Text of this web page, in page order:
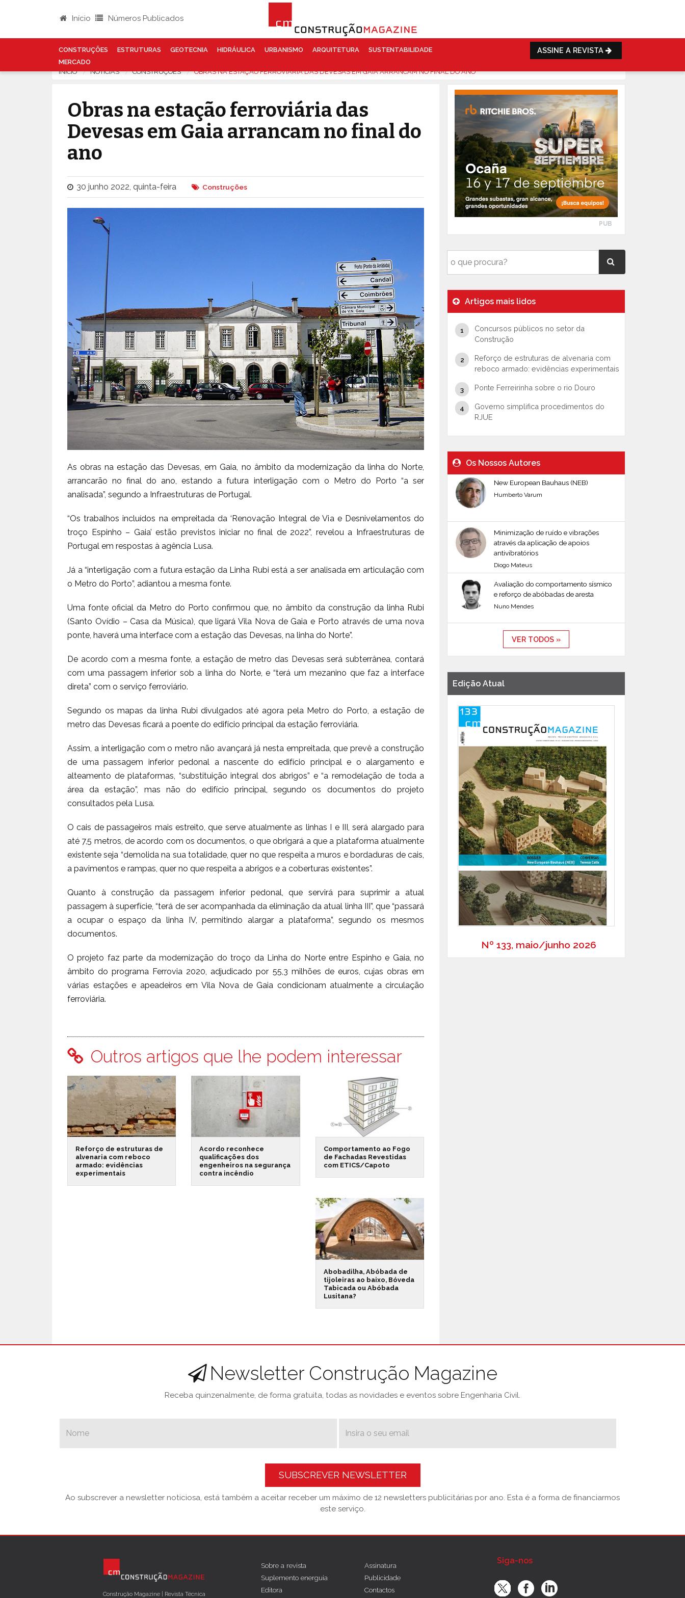
Início Números Publicados
CONSTRUÇÕES ESTRUTURAS GEOTECNIA HIDRÁULICA URBANISMO ARQUITETURA
SUSTENTABILIDADE
MERCADO
ASSINE A REVISTA
INÍCIO NOTÍCIAS CONSTRUÇÕES OBRAS NA ESTAÇÃO FERROVIÁRIA DAS DEVESAS EM GAIA ARRANCAM NO FINAL DO ANO
Obras na estação ferroviária das
Devesas em Gaia arrancam no final do
ano
30 junho 2022, quinta-feira Construções
As obras na estação das Devesas, em Gaia, no âmbito da modernização da linha do Norte,
arrancarão no final do ano, estando a futura interligação com o Metro do Porto “a ser
analisada”, segundo a Infraestruturas de Portugal.
“Os trabalhos incluídos na empreitada da ‘Renovação Integral de Via e Desnivelamentos do
troço Espinho – Gaia’ estão previstos iniciar no final de 2022”, revelou a Infraestruturas de
Portugal em respostas à agência Lusa.
Já a “interligação com a futura estação da Linha Rubi está a ser analisada em articulação com
o Metro do Porto”, adiantou a mesma fonte.
Uma fonte oficial da Metro do Porto confirmou que, no âmbito da construção da linha Rubi
(Santo Ovídio – Casa da Música), que ligará Vila Nova de Gaia e Porto através de uma nova
ponte, haverá uma interface com a estação das Devesas, na linha do Norte”.
De acordo com a mesma fonte, a estação de metro das Devesas será subterrânea, contará
com uma passagem inferior sob a linha do Norte, e “terá um mezanino que faz a interface
direta” com o serviço ferroviário.
Segundo os mapas da linha Rubi divulgados até agora pela Metro do Porto, a estação de
metro das Devesas ficará a poente do edifício principal da estação ferroviária.
Assim, a interligação com o metro não avançará já nesta empreitada, que prevê a construção
de uma passagem inferior pedonal a nascente do edifício principal e o alargamento e
alteamento de plataformas, “substituição integral dos abrigos” e “a remodelação de toda a
área da estação”, mas não do edifício principal, segundo os documentos do projeto
consultados pela Lusa.
O cais de passageiros mais estreito, que serve atualmente as linhas I e III, será alargado para
até 7,5 metros, de acordo com os documentos, o que obrigará a que a plataforma atualmente
existente seja “demolida na sua totalidade, quer no que respeita a muros e bordaduras de cais,
a pavimentos e rampas, quer no que respeita a abrigos e a coberturas existentes”.
Quanto à construção da passagem inferior pedonal, que servirá para suprimir a atual
passagem à superfície, “terá de ser acompanhada da eliminação da atual linha III”, que “passará
a ocupar o espaço da linha IV, permitindo alargar a plataforma”, segundo os mesmos
documentos.
O projeto faz parte da modernização do troço da Linha do Norte entre Espinho e Gaia, no
âmbito do programa Ferrovia 2020, adjudicado por 55,3 milhões de euros, cujas obras em
várias estações e apeadeiros em Vila Nova de Gaia condicionam atualmente a circulação
ferroviária.
Outros artigos que lhe podem interessar
Reforço de estruturas de
alvenaria com reboco
armado: evidências
experimentais
Acordo reconhece
qualificações dos
engenheiros na segurança
contra incêndio
Comportamento ao Fogo
de Fachadas Revestidas
com ETICS/Capoto
Abobadilha, Abóbada de
tijoleiras ao baixo, Bóveda
Tabicada ou Abóbada
Lusitana?
PUB
Artigos mais lidos
Concursos públicos no setor da
Construção
Reforço de estruturas de alvenaria com
reboco armado: evidências experimentais
Ponte Ferreirinha sobre o rio Douro
Governo simplifica procedimentos do
RJUE
Os Nossos Autores
New European Bauhaus (NEB)
Humberto Varum
Minimização de ruído e vibrações
através da aplicação de apoios
antivibratórios
Diogo Mateus
Avaliação do comportamento sísmico
e reforço de abóbadas de aresta
Nuno Mendes
VER TODOS »
Edição Atual
Nº 133, maio/junho 2026
Newsletter Construção Magazine
Receba quinzenalmente, de forma gratuita, todas as novidades e eventos sobre Engenharia Civil.
SUBSCREVER NEWSLETTER
Ao subscrever a newsletter noticiosa, está também a aceitar receber um máximo de 12 newsletters publicitárias por ano. Esta é a forma de financiarmos
este serviço.
Construção Magazine | Revista Técnica
Sobre a revista
Suplemento energuia
Editora
Assinatura
Publicidade
Contactos
Siga-nos